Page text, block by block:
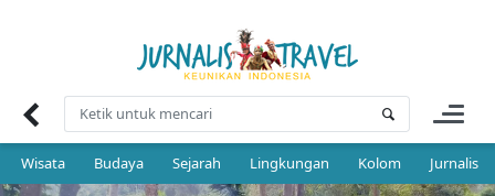
Wisata Budaya Sejarah Lingkungan Kolom Jurnalis